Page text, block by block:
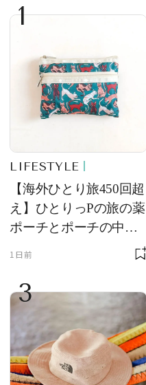
1
LIFESTYLE
【海外ひとり旅450回超
え】ひとりっPの旅の薬
ポーチとポーチの中身
を初公開！ 本当に使え
ム
1日前
3